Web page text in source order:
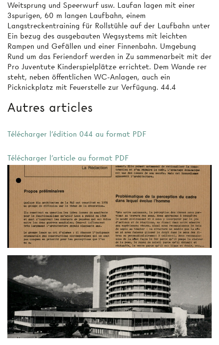
Weitsprung und Speerwurf usw. Laufan­ lagen mit einer
3spurigen, 60 m langen Laufbahn, einem
Langstreckentraining für Rollstühle auf der Laufbahn unter
Ein­ bezug des ausgebauten Wegsystems mit leichten
Rampen und Gefällen und einer Finnenbahn. Umgebung
Rund um das Feriendorf werden in Zu­ sammenarbeit mit der
Pro Juventute Kinderspielplätze errichtet. Dem Wande­ rer
steht, neben öffentlichen WC-Anlagen, auch ein
Picknickplatz mit Feuerstelle zur Verfügung. 44.4
Autres articles
Télécharger l'édition 044 au format PDF
Télécharger l'article au format PDF